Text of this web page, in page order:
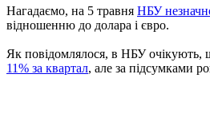
Нагадаємо, на 5 травня НБУ
відношенню до долара і євро.
Як повідомлялося, в НБУ очікують,
11% за квартал, але за підсумками